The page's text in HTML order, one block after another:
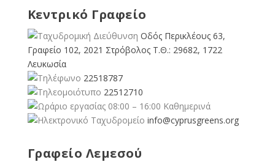
Κεντρικό Γραφείο
Οδός Περικλέους 63,
Γραφείο 102, 2021 Στρόβολος Τ.Θ.: 29682, 1722
Λευκωσία
22518787
22512710
08:00 – 16:00 Καθημερινά
info@cyprusgreens.org
Γραφείο Λεμεσού